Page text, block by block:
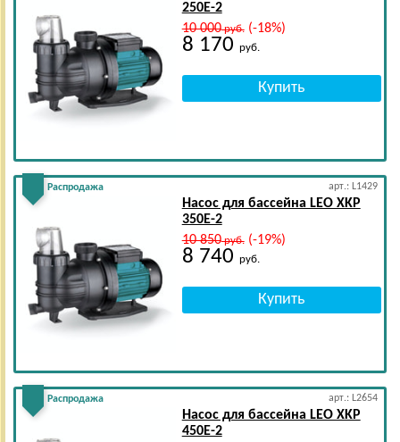
250E-2
10 000руб.(-18%)
8 170 руб.
Распродажа арт.: L1429
Насос для бассейна LEO XKP
350E-2
10 850руб.(-19%)
8 740 руб.
Распродажа арт.: L2654
Насос для бассейна LEO XKP
450E-2